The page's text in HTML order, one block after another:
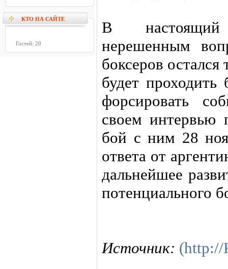
КТО НА САЙТЕ
Гостей: 20
В
нерешенным
боксеров остался
будет
форсировать
своем интервью
бой с ним 28
ответа от
дальнейшее
потенциального
Источник: (http://